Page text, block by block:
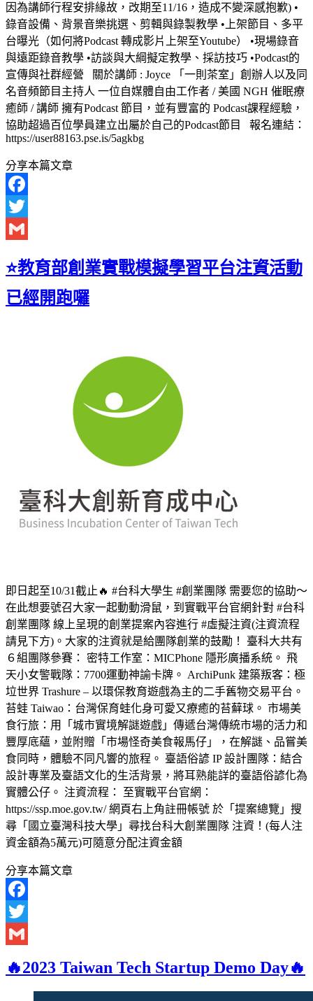
因為講師行程安排緣故，改期至11/16，造成不變深感抱歉) •
錄音設備、背景音樂挑選、剪輯與錄製教學 •上架節目、多平
台曝光（如何將Podcast 轉成影片上架至Youtube） •現場錄音
與遠距錄音教學 •訪談與大綱擬定教學、採訪技巧 •Podcast的
宣傳與社群經營 關於講師 : Joyce 「一則茶室」創辦人以及同
名音頻節目主持人 一位自媒體自由工作者 / 美國 NGH 催眠療
癒師 / 講師 擁有Podcast 節目，並有豐富的 Podcast課程經驗，
協助超過百位學員建立出屬於自己的Podcast節目 報名連結：
https://user88163.pse.is/5agkbg
分享本篇文章
Facebook
Twitter
⭐教育部創業實戰模擬學習平台注資活動
已經開跑囉
即日起至10/31截止🔥 #台科大學生 #創業團隊 需要您的協助～
在此想要號召大家一起動動滑鼠，到實戰平台官網針對 #台科
創業團隊 線上呈現的創業提案內容進行 #虛擬注資(注資流程
請見下方)。大家的注資就是給團隊創業的鼓勵！ 臺科大共有
６組團隊參賽： 密特工作室：MICPhone 隱形廣播系統。 飛
天小女警戰隊：7700運動神諭卡牌。 ArchiPunk 建築叛客：極
垃世界 Trashure – 以環保教育遊戲為主的二手舊物交易平台。
苔蛙 Taiwao：台灣保育蛙化身可愛又療癒的苔蘚球。 市場美
食行旅：用「城市實境解謎遊戲」傳遞台灣傳統市場的活力和
豐厚底蘊，並附贈「市場怪奇美食報馬仔」，在解謎、品嘗美
食同時，體驗不同凡響的旅程。 臺語俗諺 IP 設計團隊：結合
設計專業及臺語文化的生活背景，將耳熟能詳的臺語俗諺化為
實體公仔。 注資流程： 至實戰平台官網：
https://ssp.moe.gov.tw/ 網頁右上角註冊帳號 於「提案總覽」搜
尋「國立臺灣科技大學」尋找台科大創業團隊 注資！(每人注
資金額為5萬元)可隨意分配注資金額
分享本篇文章
Facebook
Twitter
🔥2023 Taiwan Tech Startup Demo Day🔥